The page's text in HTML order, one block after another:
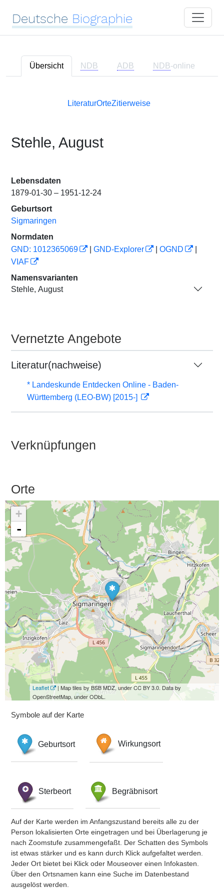
Deutsche Biographie
Übersicht NDB ADB NDB-online
LiteraturOrteZitierweise
Stehle, August
Lebensdaten
1879-01-30 – 1951-12-24
Geburtsort
Sigmaringen
Normdaten
GND: 1012365069
GND-Explorer OGND
VIAF
Namensvarianten
Stehle, August
Vernetzte Angebote
Literatur(nachweise)
* Landeskunde Entdecken Online - Baden-
Württemberg (LEO-BW) [2015-]
Verknüpfungen
Orte
+
-
Leaflet
| Map tiles by BSB MDZ, under CC BY 3.0. Data by
OpenStreetMap, under ODbL.
Symbole auf der Karte
Geburtsort Wirkungsort
Sterbeort Begräbnisort
Auf der Karte werden im Anfangszustand bereits alle zu der
Person lokalisierten Orte eingetragen und bei Überlagerung je
nach Zoomstufe zusammengefaßt. Der Schatten des Symbols
ist etwas stärker und es kann durch Klick aufgefaltet werden.
Jeder Ort bietet bei Klick oder Mouseover einen Infokasten.
Über den Ortsnamen kann eine Suche im Datenbestand
ausgelöst werden.